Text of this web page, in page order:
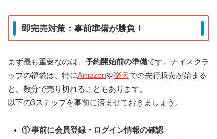
即完売対策：事前準備が勝負！
まず最も重要なのは、 予約開始前の準備です。ナイスクラ
ップの福袋は、特にAmazonや楽天での先行販売が始まる
と、数分で売り切れることもあります。
以下の3ステップを事前に済ませておきましょう。
① 事前に会員登録・ログイン情報の確認